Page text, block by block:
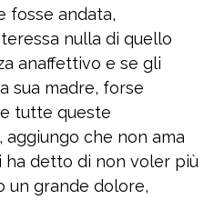
fosse andata,
nulla di quello
anaffettivo e se gli
sua madre, forse
tutte queste
aggiungo che non ama
ha detto di non voler più
un grande dolore,